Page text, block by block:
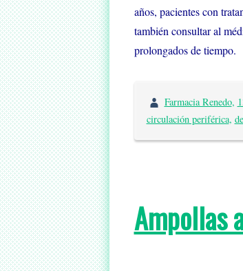
años, pacientes con
también consultar al
prolongados de tiempo.
Farmacia Renedo,
circulación periférica,
Ampollas